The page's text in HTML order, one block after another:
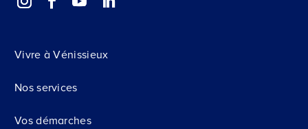
Vivre à Vénissieux
Nos services
Vos démarches